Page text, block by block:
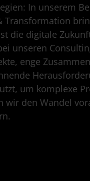
In unserem
Transformation
die digitale
unseren
enge
um komplexe
wir den Wandel